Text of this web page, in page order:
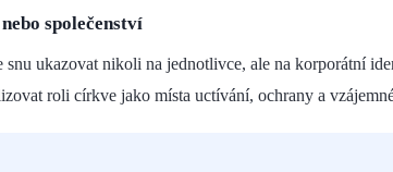
společenství
snu ukazovat nikoli na jednotlivce, ale na korporátní
roli církve jako místa uctívání, ochrany a